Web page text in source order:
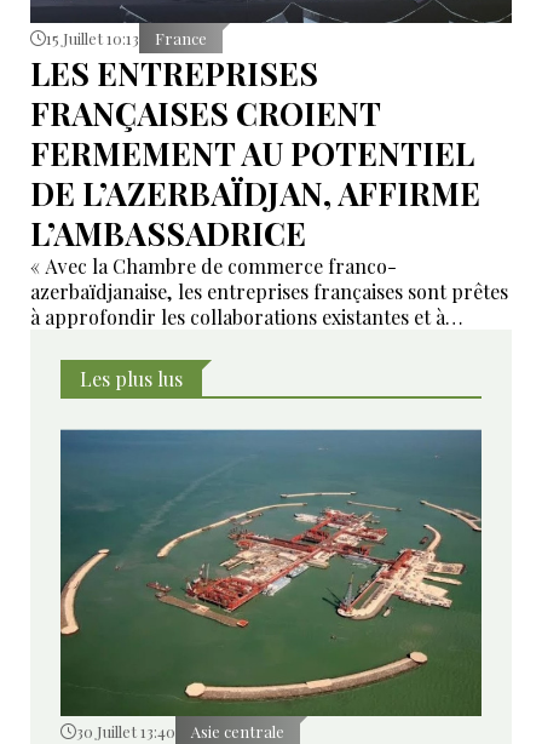
15 Juillet 10:13 France
LES ENTREPRISES
FRANÇAISES CROIENT
FERMEMENT AU POTENTIEL
DE L’AZERBAÏDJAN, AFFIRME
L’AMBASSADRICE
« Avec la Chambre de commerce franco-
azerbaïdjanaise, les entreprises françaises sont prêtes
à approfondir les collaborations existantes et à
Les plus lus
30 Juillet 13:40 Asie centrale